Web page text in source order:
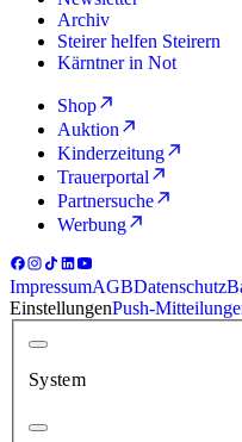
Archiv
Steirer helfen Steirern
Kärntner in Not
Shop
Auktion
Kinderzeitung
Trauerportal
Partnersuche
Werbung
ImpressumAGBDatenschutz
EinstellungenPush-
System